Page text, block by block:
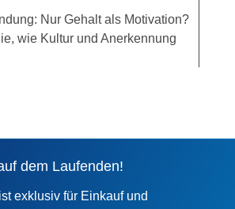
Nur Gehalt als Motivation?
wie Kultur und Anerkennung
dem Laufenden!
exklusiv für Einkauf und